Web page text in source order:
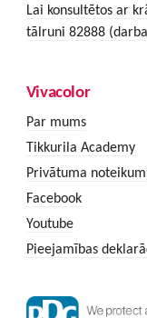
Lai konsultētos ar
tālruni 82888
Vivacolor
Par mums
Tikkurila Academy
Privātuma
Facebook
Youtube
Pieejamības